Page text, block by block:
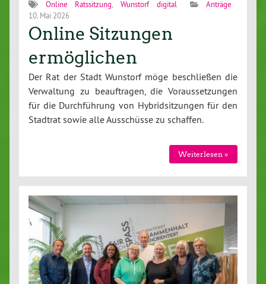
Online Ratssitzung ,Wunstorf digital
Anträge
10. Mai 2026
Online Sitzungen
ermöglichen
Der Rat der Stadt Wunstorf möge beschließen die
Verwaltung zu beauftragen, die Voraussetzungen
für die Durchführung von Hybridsitzungen für den
Stadtrat sowie alle Ausschüsse zu schaffen.
Weiterlesen »